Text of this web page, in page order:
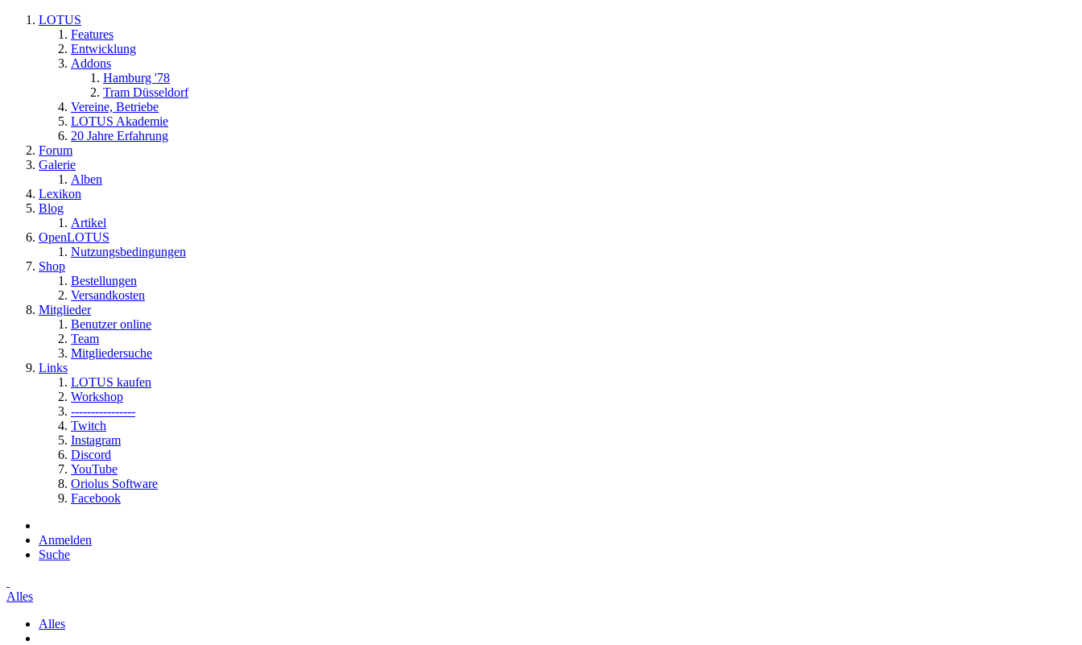
LOTUS
Features
Entwicklung
Addons
Hamburg '78
Tram Düsseldorf
Vereine, Betriebe
LOTUS Akademie
20 Jahre Erfahrung
Forum
Galerie
Alben
Lexikon
Blog
Artikel
OpenLOTUS
Nutzungsbedingungen
Shop
Bestellungen
Versandkosten
Mitglieder
Benutzer online
Team
Mitgliedersuche
Links
LOTUS kaufen
Workshop
----------------
Twitch
Instagram
Discord
YouTube
Oriolus Software
Facebook
Anmelden
Suche
Alles
Alles